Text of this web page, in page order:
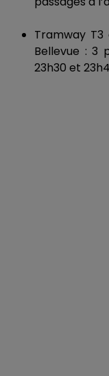
Tramway
Bellevue : 3
23h30 et